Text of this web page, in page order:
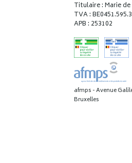
Titulaire : Marie
TVA :
APB : 253102
afmps - Avenue
Bruxelles